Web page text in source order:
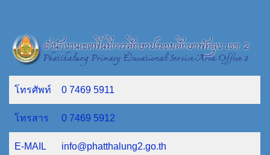
โทรศัพท์ 0 7469 5911
โทรสาร 0 7469 5912
E-MAIL info@phatthalung2.go.th